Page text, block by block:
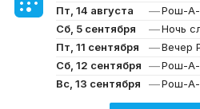
Пт, 14 августа
—Рош-А-
Сб, 5 сентября
—Ночь
Пт, 11 сентября
—Вечер
Сб, 12 сентября
—Рош-
Вс, 13 сентября
—Рош-